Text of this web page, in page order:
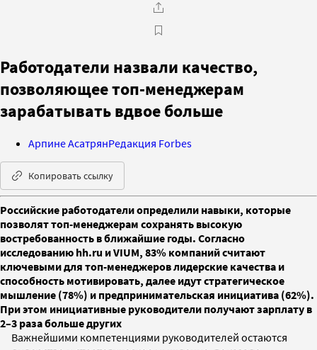
Работодатели назвали качество,
позволяющее топ-менеджерам
зарабатывать вдвое больше
Арпине АсатрянРедакция Forbes
Копировать ссылку
Российские работодатели определили навыки, которые
позволят топ-менеджерам сохранять высокую
востребованность в ближайшие годы. Согласно
исследованию hh.ru и VIUM, 83% компаний считают
ключевыми для топ-менеджеров лидерские качества и
способность мотивировать, далее идут стратегическое
мышление (78%) и предпринимательская инициатива (62%).
При этом инициативные руководители получают зарплату в
2–3 раза больше других
Важнейшими компетенциями руководителей остаются